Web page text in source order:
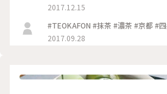
2017.12.15
#TEOKAFON #抹茶 #濃茶 #京都 #
2017.09.28